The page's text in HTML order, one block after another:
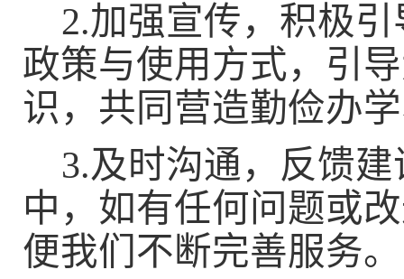
2.加强宣传，积极引
政策与使用方式，引
识，共同营造勤俭办
3.及时沟通，反馈建
中，如有任何问题或
便我们不断完善服务。